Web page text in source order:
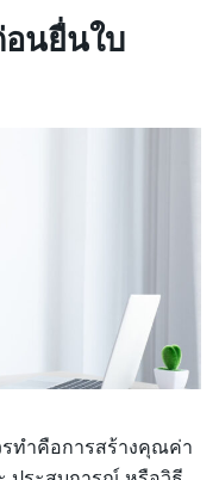
นยื่นใบ
ทำคือการสร้างคุณค่า